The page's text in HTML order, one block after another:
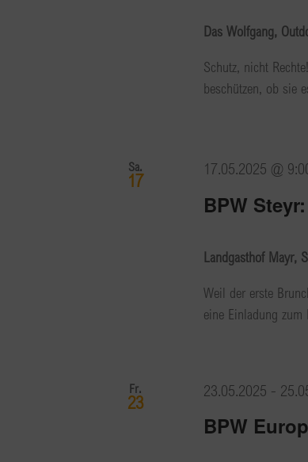
Das Wolfgang,
Schutz, nicht
beschützen, ob sie
Sa.
17
BPW
17.05.2025 @
Landgasthof Mayr,
Weil der erste
eine Einladung
Fr.
23
BPW
23.05.2025 -